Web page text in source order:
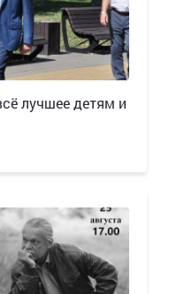
лучшее детям и